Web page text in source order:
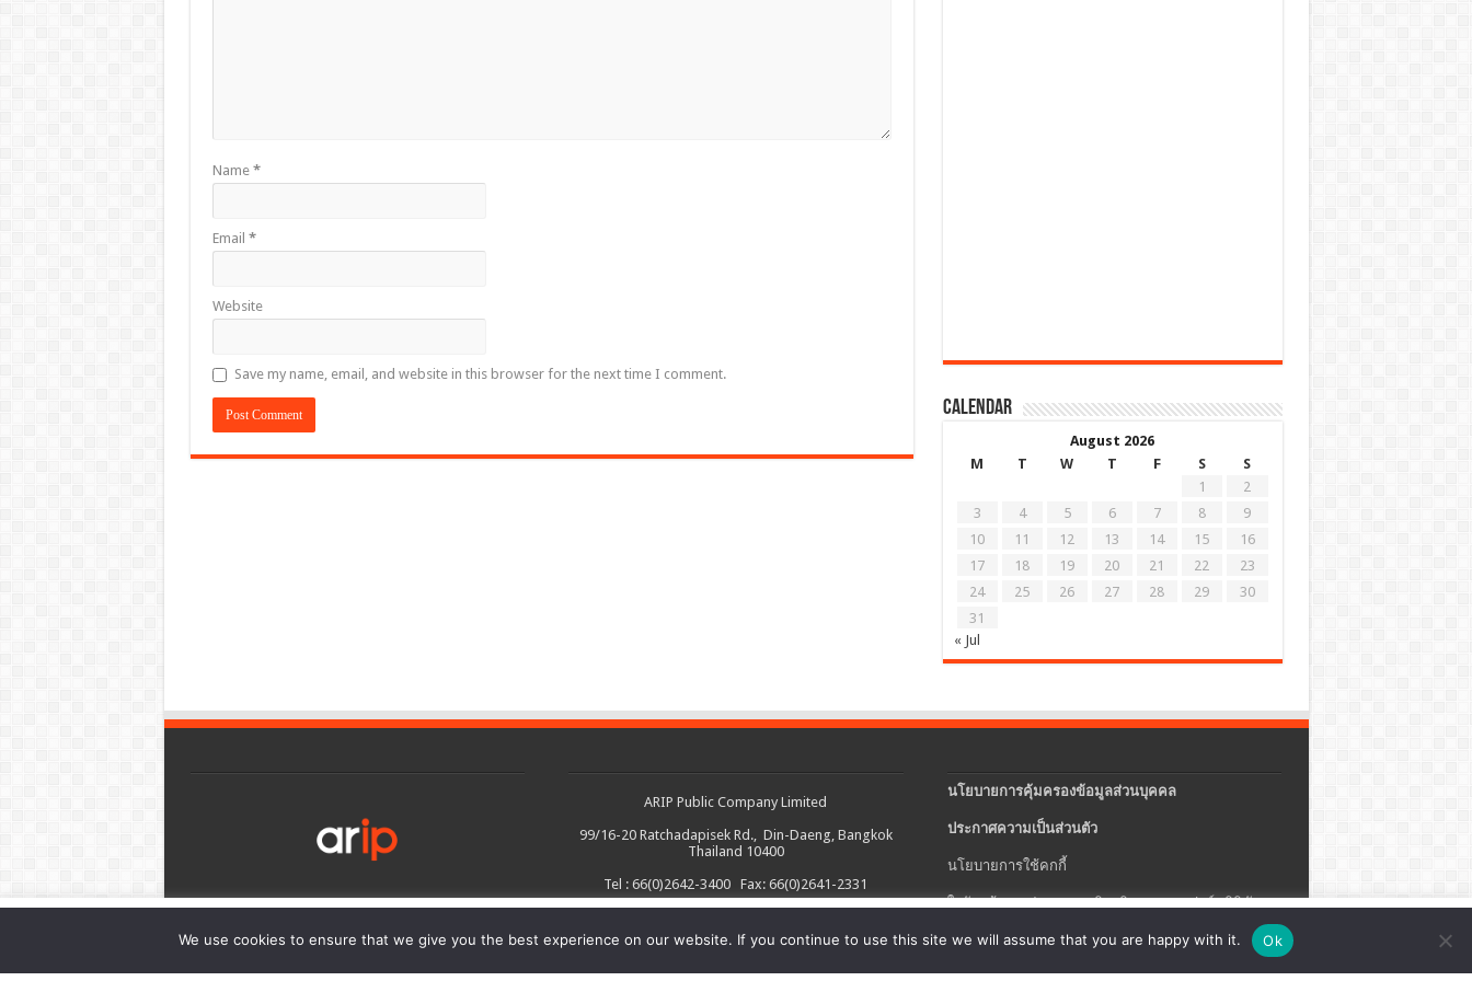
Name *
Email *
Website
Save my name, email, and website in this browser for the next time I comment.
Calendar
August 2026
M
T W T F S
S
1
2
3
4 5 6 7 8
9
10
11 12 13 14 15
16
17
18 19 20 21 22
23
24
25 26 27 28 29
30
31
« Jul
ARIP Public Company Limited
99/16-20 Ratchadapisek Rd., Din-Daeng, Bangkok
Thailand 10400
Tel : 66(0)2642-3400 Fax: 66(0)2641-2331
นโยบายการคุ้มครองข้อมูลส่วนบุคคล
ประกาศความเป็นส่วนตัว
นโยบายการใช้คกกี้
ใบรับแจ้งการประกอบธุรกิจบริการแพลตฟอร์มดิจิทัล
นโยบายความปลอดภัยของข้อมูลสารสนเทศ
การนำเสนอเนื้อหาตรงตามความต้องการของท่าน โดยสามารถศึกษารายละเอียดเพิ่มเติมได้ใน นโยบายคุกกี้
We use cookies to ensure that we give you the best experience on our website. If you continue to use this site we will assume that you are happy with it. Ok